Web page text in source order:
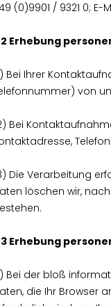
(0)9901 / 9321 0;
2 Erhebung
Bei Ihrer
von
Bei
Die Verarbeitung
löschen wir,
3 Erhebung
Bei der bloß
die Ihr Browser